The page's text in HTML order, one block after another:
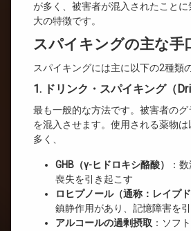
が多く、被害者が混入されたこと
大の特徴です。
スパイキングの主な手
スパイキングには主に以下の2種類
1. ドリンク・スパイキング（
最も一般的な方法です。被害者の
を混入させます。使用される薬物
多く、
GHB（γ-ヒドロキシ酪酸）
：
喪失を引き起こす
ロヒプノール（通称：レイプド
鎮静作用があり、記憶障害を
アルコールの過剰摂取 ：ソフ